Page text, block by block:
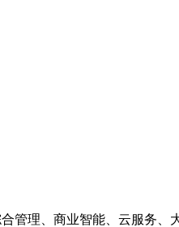
管理、商业智能、云服务、